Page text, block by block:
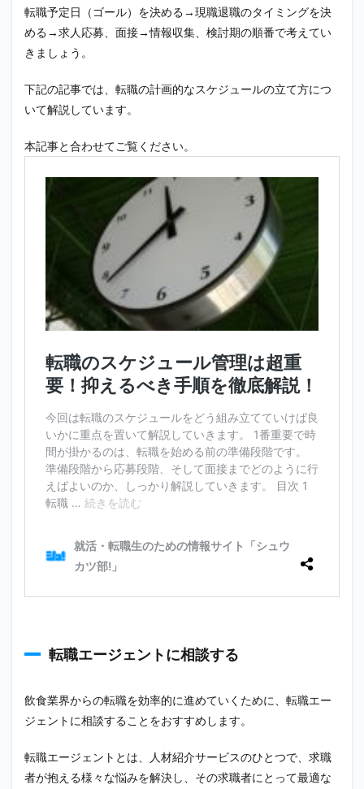
転職予定日（ゴール）を決める→現職退職のタイミングを決
める→求人応募、面接→情報収集、検討期の順番で考えてい
きましょう。
下記の記事では、転職の計画的なスケジュールの立て方につ
いて解説しています。
本記事と合わせてご覧ください。
転職エージェントに相談する
飲食業界からの転職を効率的に進めていくために、転職エー
ジェントに相談することをおすすめします。
転職エージェントとは、人材紹介サービスのひとつで、求職
者が抱える様々な悩みを解決し、その求職者にとって最適な